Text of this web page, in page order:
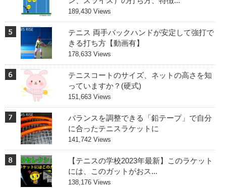
189,430 Views
テニス 両手バックハンドが安定して強打で
きる打ち方【動画有】
178,633 Views
テニスコートのサイズ、ネットの高さを知
っていますか？(硬式)
151,663 Views
バランスを調整できる「鉛テープ」で自分
に合ったテニスラケットに
141,742 Views
【テニスの学校2023年最新】このラケット
には、このガットがおス...
138,176 Views